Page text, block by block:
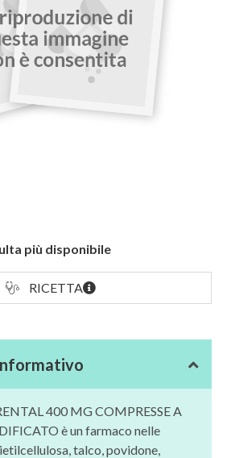
più disponibile
RICETTA
400 MG COMPRESSE A
è un farmaco nelle
talco, povidone,